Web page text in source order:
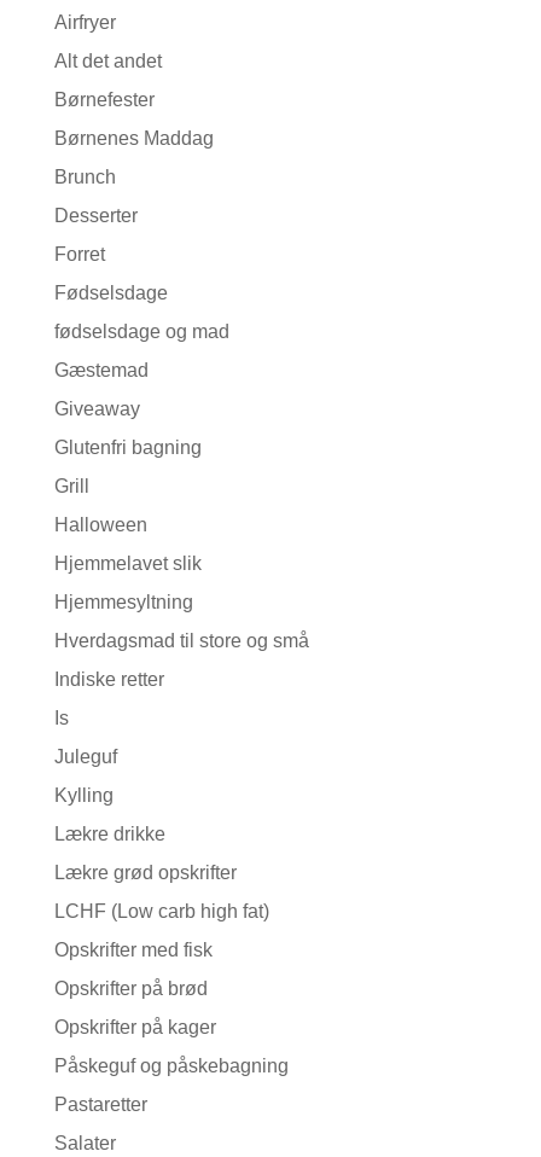
Airfryer
Alt det andet
Børnefester
Børnenes Maddag
Brunch
Desserter
Forret
Fødselsdage
fødselsdage og mad
Gæstemad
Giveaway
Glutenfri bagning
Grill
Halloween
Hjemmelavet slik
Hjemmesyltning
Hverdagsmad til store og små
Indiske retter
Is
Juleguf
Kylling
Lækre drikke
Lækre grød opskrifter
LCHF (Low carb high fat)
Opskrifter med fisk
Opskrifter på brød
Opskrifter på kager
Påskeguf og påskebagning
Pastaretter
Salater